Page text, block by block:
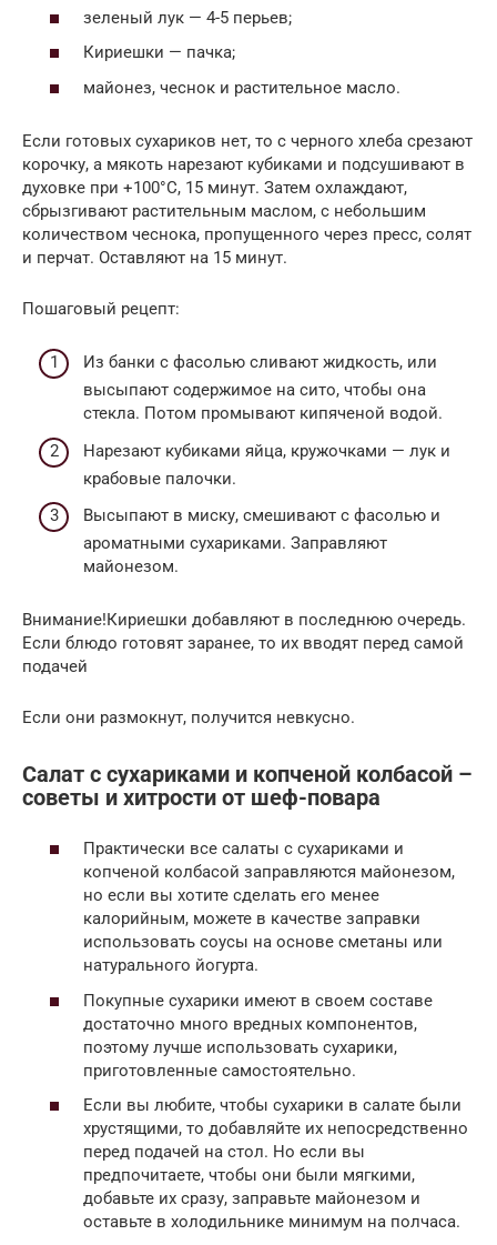
зеленый лук — 4-5 перьев;
Кириешки — пачка;
майонез, чеснок и растительное масло.
Если готовых сухариков нет, то с черного хлеба срезают
корочку, а мякоть нарезают кубиками и подсушивают в
духовке при +100°С, 15 минут. Затем охлаждают,
сбрызгивают растительным маслом, с небольшим
количеством чеснока, пропущенного через пресс, солят
и перчат. Оставляют на 15 минут.
Пошаговый рецепт:
Из банки с фасолью сливают жидкость, или
высыпают содержимое на сито, чтобы она
стекла. Потом промывают кипяченой водой.
Нарезают кубиками яйца, кружочками — лук и
крабовые палочки.
Высыпают в миску, смешивают с фасолью и
ароматными сухариками. Заправляют
майонезом.
Внимание!Кириешки добавляют в последнюю очередь.
Если блюдо готовят заранее, то их вводят перед самой
подачей
Если они размокнут, получится невкусно.
Салат с сухариками и копченой колбасой –
советы и хитрости от шеф-повара
Практически все салаты с сухариками и
копченой колбасой заправляются майонезом,
но если вы хотите сделать его менее
калорийным, можете в качестве заправки
использовать соусы на основе сметаны или
натурального йогурта.
Покупные сухарики имеют в своем составе
достаточно много вредных компонентов,
поэтому лучше использовать сухарики,
приготовленные самостоятельно.
Если вы любите, чтобы сухарики в салате были
хрустящими, то добавляйте их непосредственно
перед подачей на стол. Но если вы
предпочитаете, чтобы они были мягкими,
добавьте их сразу, заправьте майонезом и
оставьте в холодильнике минимум на полчаса.